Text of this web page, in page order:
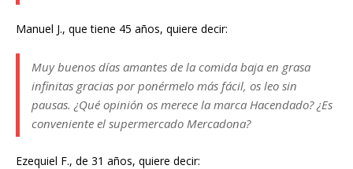
Manuel J., que tiene 45 años, quiere decir:
Muy buenos días amantes de la comida baja en grasa
infinitas gracias por ponérmelo más fácil, os leo sin
pausas. ¿Qué opinión os merece la marca Hacendado? ¿Es
conveniente el supermercado Mercadona?
Ezequiel F., de 31 años, quiere decir: